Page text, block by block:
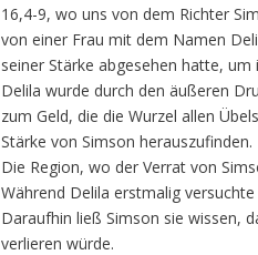
16,4-9, wo uns von dem Richter
von einer Frau mit dem Namen
seiner Stärke abgesehen hatte, um
Delila wurde durch den äußeren
zum Geld, die die Wurzel allen
Stärke von Simson herauszufinden.
Die Region, wo der Verrat von
Während Delila erstmalig
Daraufhin ließ Simson sie wissen,
verlieren würde.